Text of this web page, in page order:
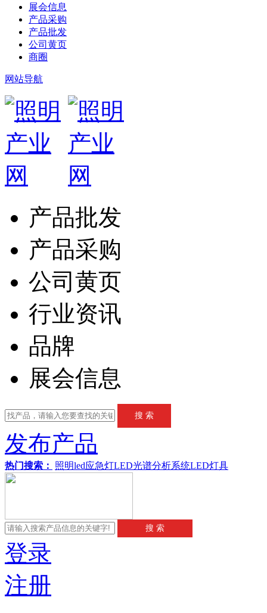
展会信息
产品采购
产品批发
公司黄页
商圈
网站导航
产品批发
产品采购
公司黄页
行业资讯
品牌
展会信息
发布产品
热门搜索： 照明led应急灯LED光谱分析系统LED灯具
登录
注册